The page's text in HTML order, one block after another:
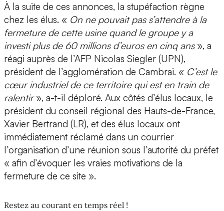
À la suite de ces annonces, la stupéfaction règne
chez les élus. « On ne pouvait pas s’attendre à la
fermeture de cette usine quand le groupe y a
investi plus de 60 millions d’euros en cinq ans», a
réagi auprès de l’AFP Nicolas Siegler (UPN),
président de l’agglomération de Cambrai. « C’est le
cœur industriel de ce territoire qui est en train de
ralentir», a-t-il déploré. Aux côtés d’élus locaux, le
président du conseil régional des Hauts-de-France,
Xavier Bertrand (LR), et des élus locaux ont
immédiatement réclamé dans un courrier
l’organisation d’une réunion sous l’autorité du préfet
« afin d’évoquer les vraies motivations de la
fermeture de ce site ».
Restez au courant en temps réel !